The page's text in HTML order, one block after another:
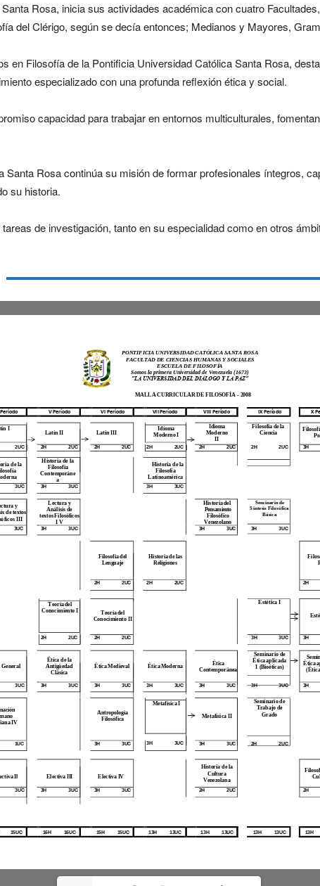
Rosa, inicia sus actividades académica con cuatro
del Clérigo, según se decía entonces; Medianos y Mayores,
en Filosofía de la Pontificia Universidad Católica Santa Rosa,
especializado con una profunda reflexión ética y social.
capacidad para trabajar en entornos multiculturales,
Rosa continúa su misión de formar profesionales íntegros,
su historia.
de investigación, tanto en su especialidad como en otros